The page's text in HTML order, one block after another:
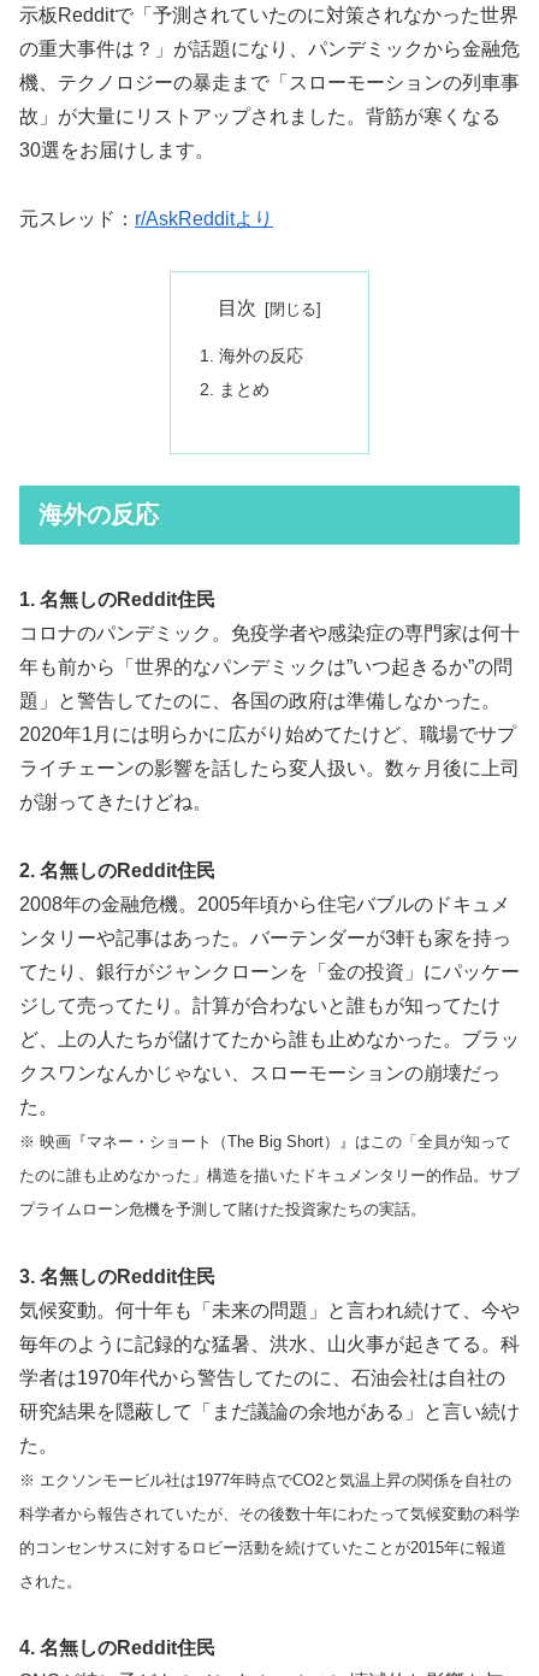
示板Redditで「予測されていたのに対策されなかった世界
の重大事件は？」が話題になり、パンデミックから金融危
機、テクノロジーの暴走まで「スローモーションの列車事
故」が大量にリストアップされました。背筋が寒くなる
30選をお届けします。
元スレッド： r/AskRedditより
目次
海外の反応
まとめ
海外の反応
1. 名無しのReddit住民
コロナのパンデミック。免疫学者や感染症の専門家は何十
年も前から「世界的なパンデミックは”いつ起きるか”の問
題」と警告してたのに、各国の政府は準備しなかった。
2020年1月には明らかに広がり始めてたけど、職場でサプ
ライチェーンの影響を話したら変人扱い。数ヶ月後に上司
が謝ってきたけどね。
2. 名無しのReddit住民
2008年の金融危機。2005年頃から住宅バブルのドキュメ
ンタリーや記事はあった。バーテンダーが3軒も家を持っ
てたり、銀行がジャンクローンを「金の投資」にパッケー
ジして売ってたり。計算が合わないと誰もが知ってたけ
ど、上の人たちが儲けてたから誰も止めなかった。ブラッ
クスワンなんかじゃない、スローモーションの崩壊だっ
た。
※ 映画『マネー・ショート（The Big Short）』はこの「全員が知って
たのに誰も止めなかった」構造を描いたドキュメンタリー的作品。サブ
プライムローン危機を予測して賭けた投資家たちの実話。
3. 名無しのReddit住民
気候変動。何十年も「未来の問題」と言われ続けて、今や
毎年のように記録的な猛暑、洪水、山火事が起きてる。科
学者は1970年代から警告してたのに、石油会社は自社の
研究結果を隠蔽して「まだ議論の余地がある」と言い続け
た。
※ エクソンモービル社は1977年時点でCO2と気温上昇の関係を自社の
科学者から報告されていたが、その後数十年にわたって気候変動の科学
的コンセンサスに対するロビー活動を続けていたことが2015年に報道
された。
4. 名無しのReddit住民